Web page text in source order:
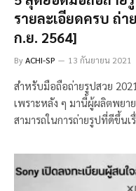
รายละเอียดครบ ถ่
ก.ย. 2564]
ByACHI-SP 13 กันยายน 2021
สำหรับมือถือถ่ายรูปสวย
เพราะหลัง ๆ มานี้ผู้ผลิตพย
สามารถในการถ่ายรูปที่ดีขึ้นเ